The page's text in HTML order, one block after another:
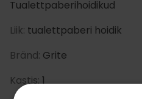
Tualettpaberihoidikud
Liik: tualettpaberi hoidik
Bränd: Grite
Kastis:1